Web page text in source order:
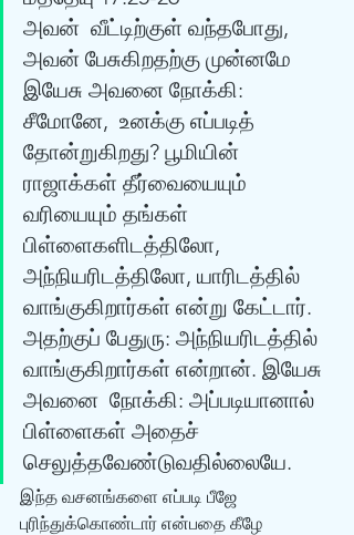
அவன்  வீட்டிற்குள் வந்தபோது,
அவன் பேசுகிறதற்கு முன்னமே
இயேசு அவனை நோக்கி:
சீமோனே,  உனக்கு எப்படித்
தோன்றுகிறது? பூமியின்
ராஜாக்கள் தீர்வையையும்
வரியையும் தங்கள்
பிள்ளைகளிடத்திலோ,
அந்நியரிடத்திலோ, யாரிடத்தில்
வாங்குகிறார்கள் என்று கேட்டார்.
அதற்குப் பேதுரு: அந்நியரிடத்தில்
வாங்குகிறார்கள் என்றான். இயேசு
அவனை  நோக்கி: அப்படியானால்
பிள்ளைகள் அதைச்
செலுத்தவேண்டுவதில்லையே.
இந்த வசனங்களை எப்படி பீஜே
புரிந்துக்கொண்டார் என்பதை கீழே